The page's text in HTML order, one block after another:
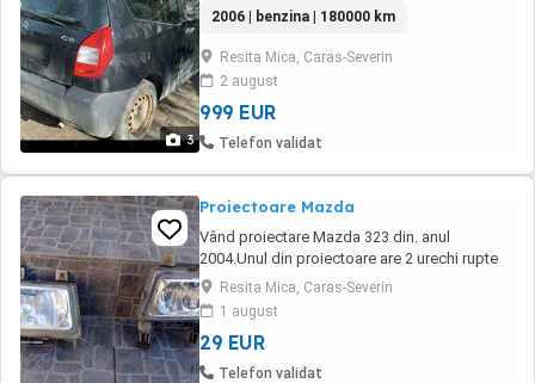
3
2006 | benzina | 180000 km
Resita Mica, Caras-Severin
2 august
999 EUR
Telefon validat
Proiectoare Mazda
Vând proiectare Mazda 323 din. anul
2004.Unul din proiectoare are 2 urechi rupte
(conform pozelor). Prețul este negociabil și
nu se dau separat.
Resita Mica, Caras-Severin
1 august
29 EUR
Telefon validat